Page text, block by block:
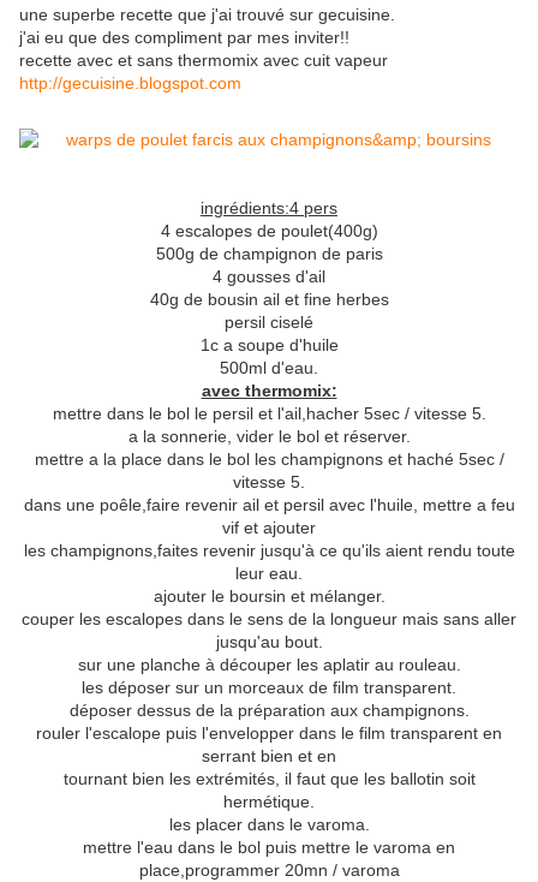
une superbe recette que j'ai trouvé sur gecuisine.
j'ai eu que des compliment par mes inviter!!
recette avec et sans thermomix avec cuit vapeur
http://gecuisine.blogspot.com
ingrédients:4 pers
4 escalopes de poulet(400g)
500g de champignon de paris
4 gousses d'ail
40g de bousin ail et fine herbes
persil ciselé
1c a soupe d'huile
500ml d'eau.
avec thermomix:
mettre dans le bol le persil et l'ail,hacher 5sec / vitesse 5.
a la sonnerie, vider le bol et réserver.
mettre a la place dans le bol les champignons et haché 5sec /
vitesse 5.
dans une poêle,faire revenir ail et persil avec l'huile, mettre a feu
vif et ajouter
les champignons,faites revenir jusqu'à ce qu'ils aient rendu toute
leur eau.
ajouter le boursin et mélanger.
couper les escalopes dans le sens de la longueur mais sans aller
jusqu'au bout.
sur une planche à découper les aplatir au rouleau.
les déposer sur un morceaux de film transparent.
déposer dessus de la préparation aux champignons.
rouler l'escalope puis l'envelopper dans le film transparent en
serrant bien et en
tournant bien les extrémités, il faut que les ballotin soit
hermétique.
les placer dans le varoma.
mettre l'eau dans le bol puis mettre le varoma en
place,programmer 20mn / varoma